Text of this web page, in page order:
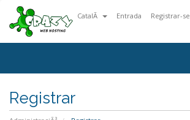
CatalÃ Entrada Registrar-se
Registrar